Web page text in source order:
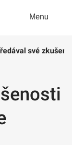
Menu
své